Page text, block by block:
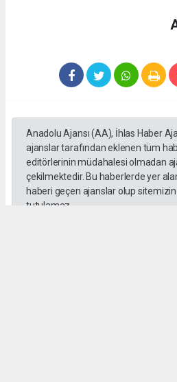
Anadolu Ajansı (AA), İhlas Haber
ajanslar tarafından eklenen tüm
editörlerinin müdahalesi olmadan
çekilmektedir. Bu haberlerde yer
haberi geçen ajanslar olup
tutulamaz.